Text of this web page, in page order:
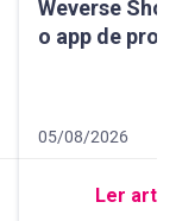
Weverse
o app de
Data de
05/08/2026
10 minutos de
Ler